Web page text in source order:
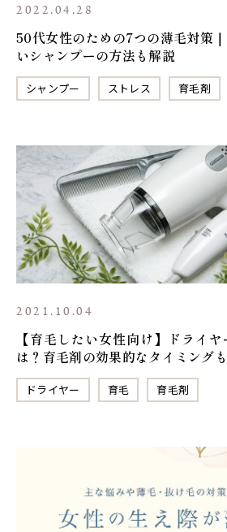
2022.04.28
50代女性のための7つの薄毛対策
いシャンプーの方法も解説
シャンプー ストレス 育毛剤
2021.10.04
【育毛したい女性向け】ドライ
は？育毛剤の効果的なタイミング
ドライヤー 育毛 育毛剤